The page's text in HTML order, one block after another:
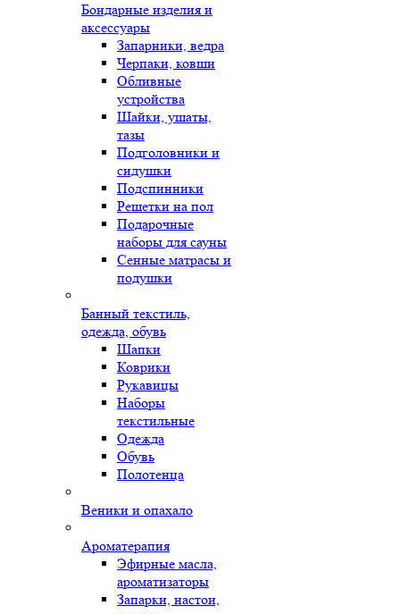
Бондарные изделия и
аксессуары
Запарники, ведра
Черпаки, ковши
Обливные
устройства
Шайки, ушаты,
тазы
Подголовники и
сидушки
Подспинники
Решетки на пол
Подарочные
наборы для сауны
Сенные матрасы и
подушки
Банный текстиль,
одежда, обувь
Шапки
Коврики
Рукавицы
Наборы
текстильные
Одежда
Обувь
Полотенца
Веники и опахало
Ароматерапия
Эфирные масла,
ароматизаторы
Запарки, настои,